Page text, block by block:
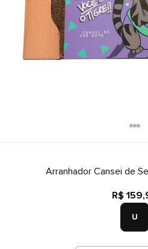
Arranhador Cansei de
R$
U